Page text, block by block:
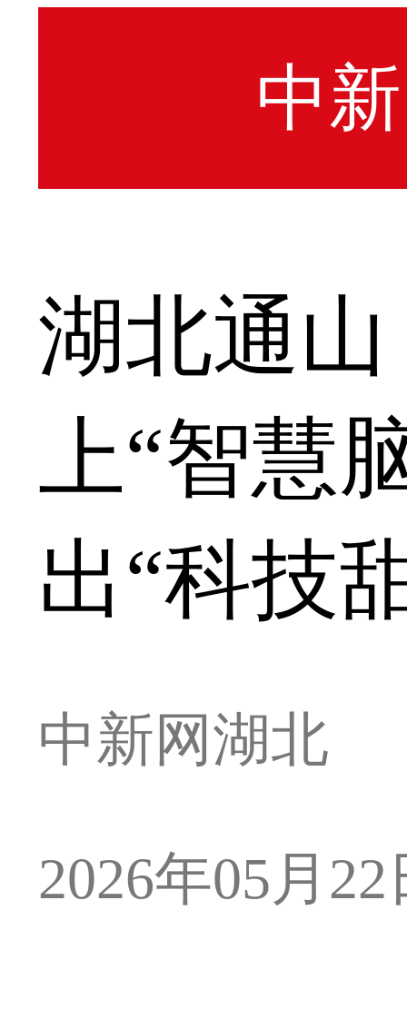
中
湖北通
上“智慧
出“科技
中新网湖北
2026年05月22